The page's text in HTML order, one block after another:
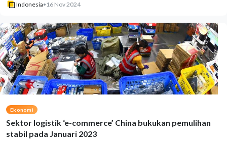
Indonesia• 16 Nov 2024
Ekonomi
Sektor logistik ‘e-commerce’ China bukukan pemulihan
stabil pada Januari 2023